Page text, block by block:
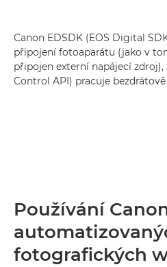
Canon EDSDK (EOS Digital
připojení fotoaparátu (jako v
připojen externí napájecí zdroj),
Control API) pracuje
Používání
fotografických